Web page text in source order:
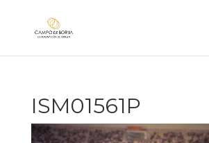
ISM01561P